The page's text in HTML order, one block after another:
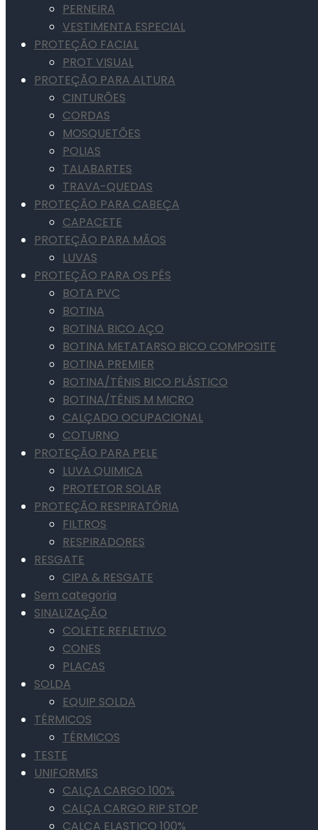
PERNEIRA
VESTIMENTA ESPECIAL
PROTEÇÃO FACIAL
PROT VISUAL
PROTEÇÃO PARA ALTURA
CINTURÕES
CORDAS
MOSQUETÕES
POLIAS
TALABARTES
TRAVA-QUEDAS
PROTEÇÃO PARA CABEÇA
CAPACETE
PROTEÇÃO PARA MÃOS
LUVAS
PROTEÇÃO PARA OS PÉS
BOTA PVC
BOTINA
BOTINA BICO AÇO
BOTINA METATARSO BICO COMPOSITE
BOTINA PREMIER
BOTINA/TÊNIS BICO PLÁSTICO
BOTINA/TÊNIS M MICRO
CALÇADO OCUPACIONAL
COTURNO
PROTEÇÃO PARA PELE
LUVA QUIMICA
PROTETOR SOLAR
PROTEÇÃO RESPIRATÓRIA
FILTROS
RESPIRADORES
RESGATE
CIPA & RESGATE
Sem categoria
SINALIZAÇÃO
COLETE REFLETIVO
CONES
PLACAS
SOLDA
EQUIP SOLDA
TÉRMICOS
TÉRMICOS
TESTE
UNIFORMES
CALÇA CARGO 100%
CALÇA CARGO RIP STOP
CALÇA ELASTICO 100%